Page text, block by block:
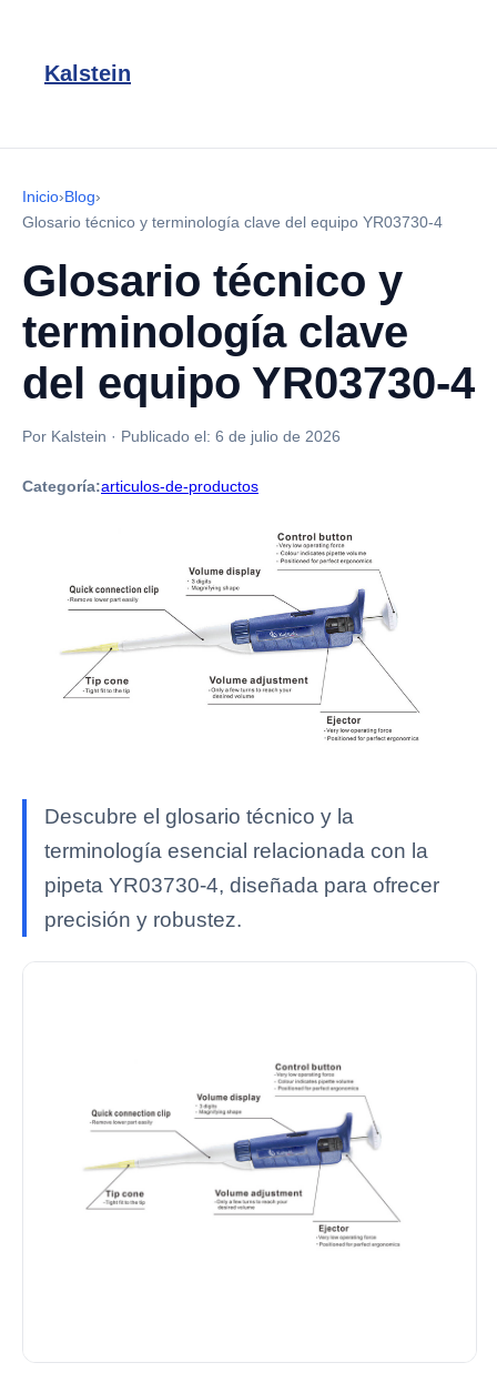
Kalstein
Inicio›Blog›
Glosario técnico y terminología clave del equipo YR03730-4
Glosario técnico y
terminología clave
del equipo YR03730-4
Por Kalstein · Publicado el: 6 de julio de 2026
Categoría:articulos-de-productos
Descubre el glosario técnico y la
terminología esencial relacionada con la
pipeta YR03730-4, diseñada para ofrecer
precisión y robustez.